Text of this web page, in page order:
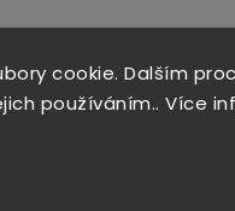
cookie. Dalším
používáním.. Více